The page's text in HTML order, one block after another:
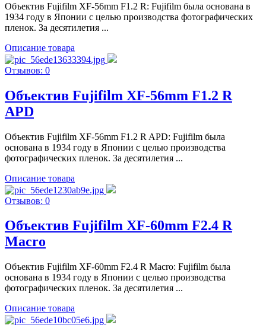
Объектив Fujifilm XF-56mm F1.2 R: Fujifilm была основана в
1934 году в Японии с целью производства фотографических
пленок. За десятилетия ...
Описание товара
Отзывов: 0
Объектив Fujifilm XF-56mm F1.2 R
APD
Объектив Fujifilm XF-56mm F1.2 R APD: Fujifilm была
основана в 1934 году в Японии с целью производства
фотографических пленок. За десятилетия ...
Описание товара
Отзывов: 0
Объектив Fujifilm XF-60mm F2.4 R
Macro
Объектив Fujifilm XF-60mm F2.4 R Macro: Fujifilm была
основана в 1934 году в Японии с целью производства
фотографических пленок. За десятилетия ...
Описание товара